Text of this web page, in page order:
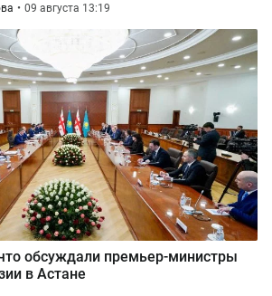
09 августа 13:19
обсуждали премьер-министры
в Астане